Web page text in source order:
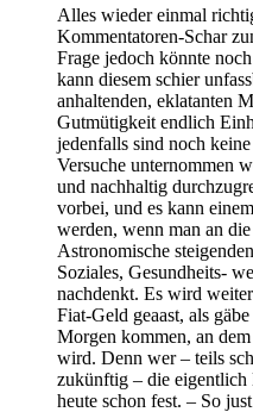
Alles wieder einmal
Kommentatoren-Schar
Frage jedoch könnte
kann diesem schier
anhaltenden, eklatanten
Gutmütigkeit endlich
jedenfalls sind noch
Versuche unternommen
und nachhaltig
vorbei, und es kann
werden, wenn man an
Astronomische
Soziales, Gesundheits-
nachdenkt. Es wird
Fiat-Geld geaast, als
Morgen kommen, an
wird. Denn wer – teils
zukünftig – die eigentlich
heute schon fest. – So